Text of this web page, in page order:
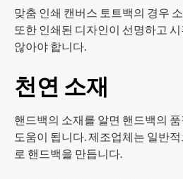
맞춤 인쇄 캔버스 토트백의 경우
또한 인쇄된 디자인이 선명하고
않아야 합니다.
천연 소재
핸드백의 소재를 알면 핸드백의
도움이 됩니다. 제조업체는 일반
로 핸드백을 만듭니다.